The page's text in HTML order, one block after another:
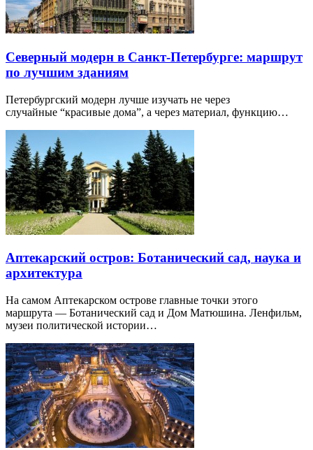
Северный модерн в Санкт-Петербурге: маршрут
по лучшим зданиям
Петербургский модерн лучше изучать не через
случайные “красивые дома”, а через материал, функцию…
Аптекарский остров: Ботанический сад, наука и
архитектура
На самом Аптекарском острове главные точки этого
маршрута — Ботанический сад и Дом Матюшина. Ленфильм,
музеи политической истории…